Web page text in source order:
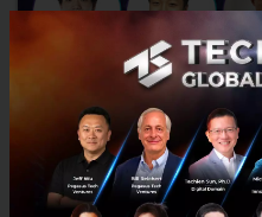
พบ 36 วิทยากรแนวหน้าในโ
งาน REDeFiNE Tomorrow